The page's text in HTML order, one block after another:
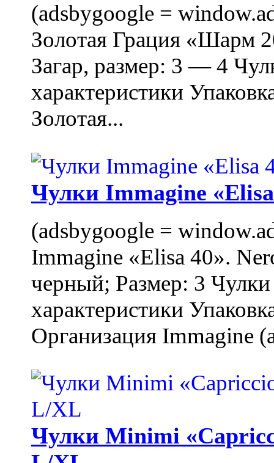
(adsbygoogle =
Золотая Грация «Шарм
Загар, размер: 3 — 4
характеристики
Золотая...
Чулки Immagine
(adsbygoogle =
Immagine «Elisa 40».
черный; Размер: 3
характеристики
Организация Immagine
Чулки Minimi